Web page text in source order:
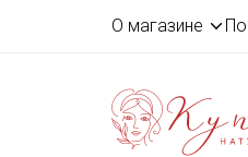
О магазине